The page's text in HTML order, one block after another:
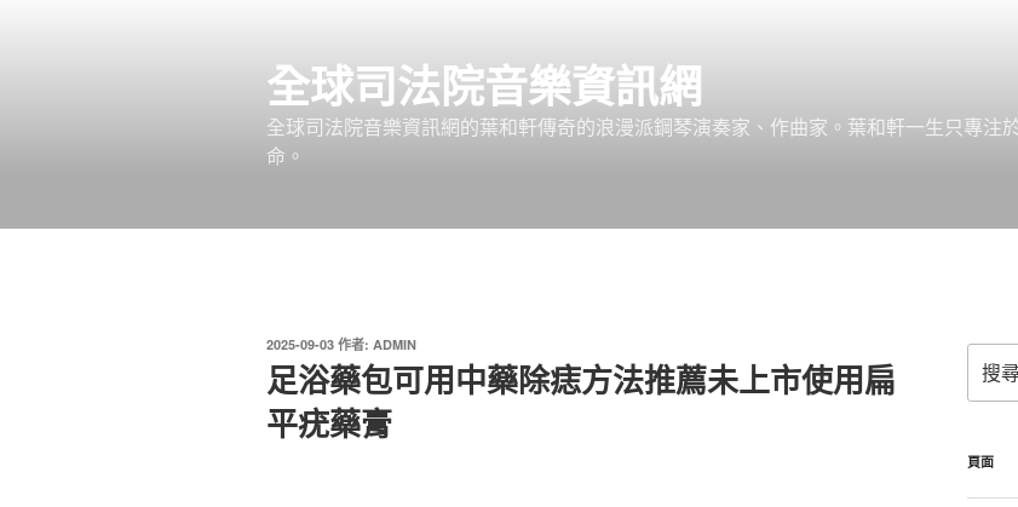
全球司法院音樂資訊網
全球司法院音樂資訊網的葉和軒傳奇的浪漫派鋼琴演奏家、作曲家。葉和軒一生只專注
命。
發
佈
於
2025-09-03 作者: ADMIN
足浴藥包可用中藥除痣方法推薦未上市使用扁
平疣藥膏
尋
關
字:
頁面